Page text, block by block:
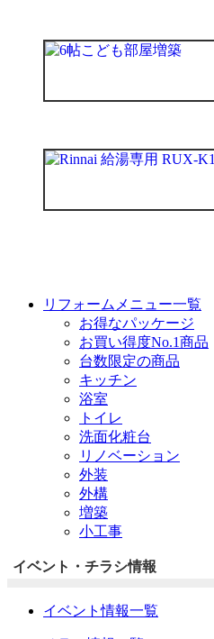
リフォームメニュー一覧
お得なパッケージ
お買い得度No.1商品
台数限定の商品
キッチン
浴室
トイレ
洗面化粧台
リノベーション
外装
外構
増築
小工事
イベント・チラシ情報
イベント情報一覧